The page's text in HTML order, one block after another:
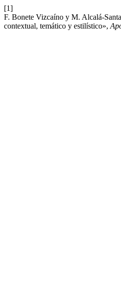
[1]
F. Bonete Vizcaíno y M. Alcalá-
contextual, temático y estilístico»,